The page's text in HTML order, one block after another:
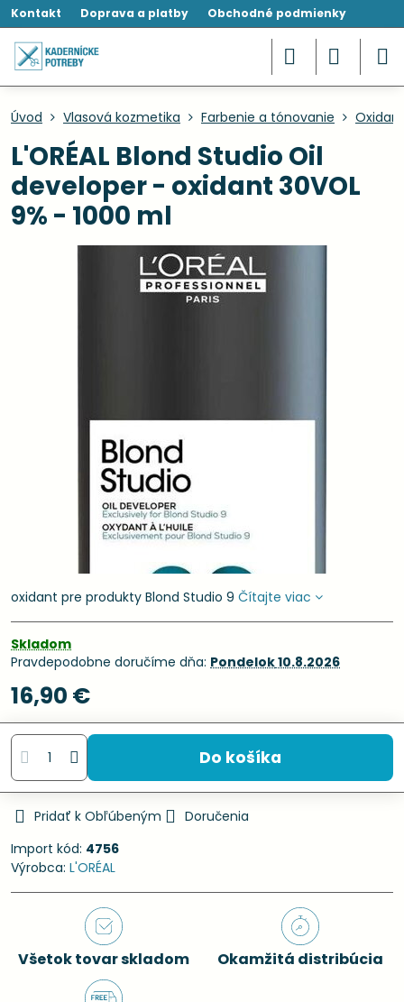
Kontakt Doprava a platby Obchodné podmienky
Úvod Vlasová kozmetika Farbenie a tónovanie
L'ORÉAL Blond Studio Oil
developer - oxidant 30VOL
9% - 1000 ml
oxidant pre produkty Blond Studio 9 Čítajte viac
Skladom
Pravdepodobne doručíme dňa: Pondelok10.8.2026
16,90 €
Do košíka
Pridať k Obľúbeným
Doručenia
Import kód: 4756
Výrobca: L'ORÉAL
Všetok tovar skladom Okamžitá distribúcia